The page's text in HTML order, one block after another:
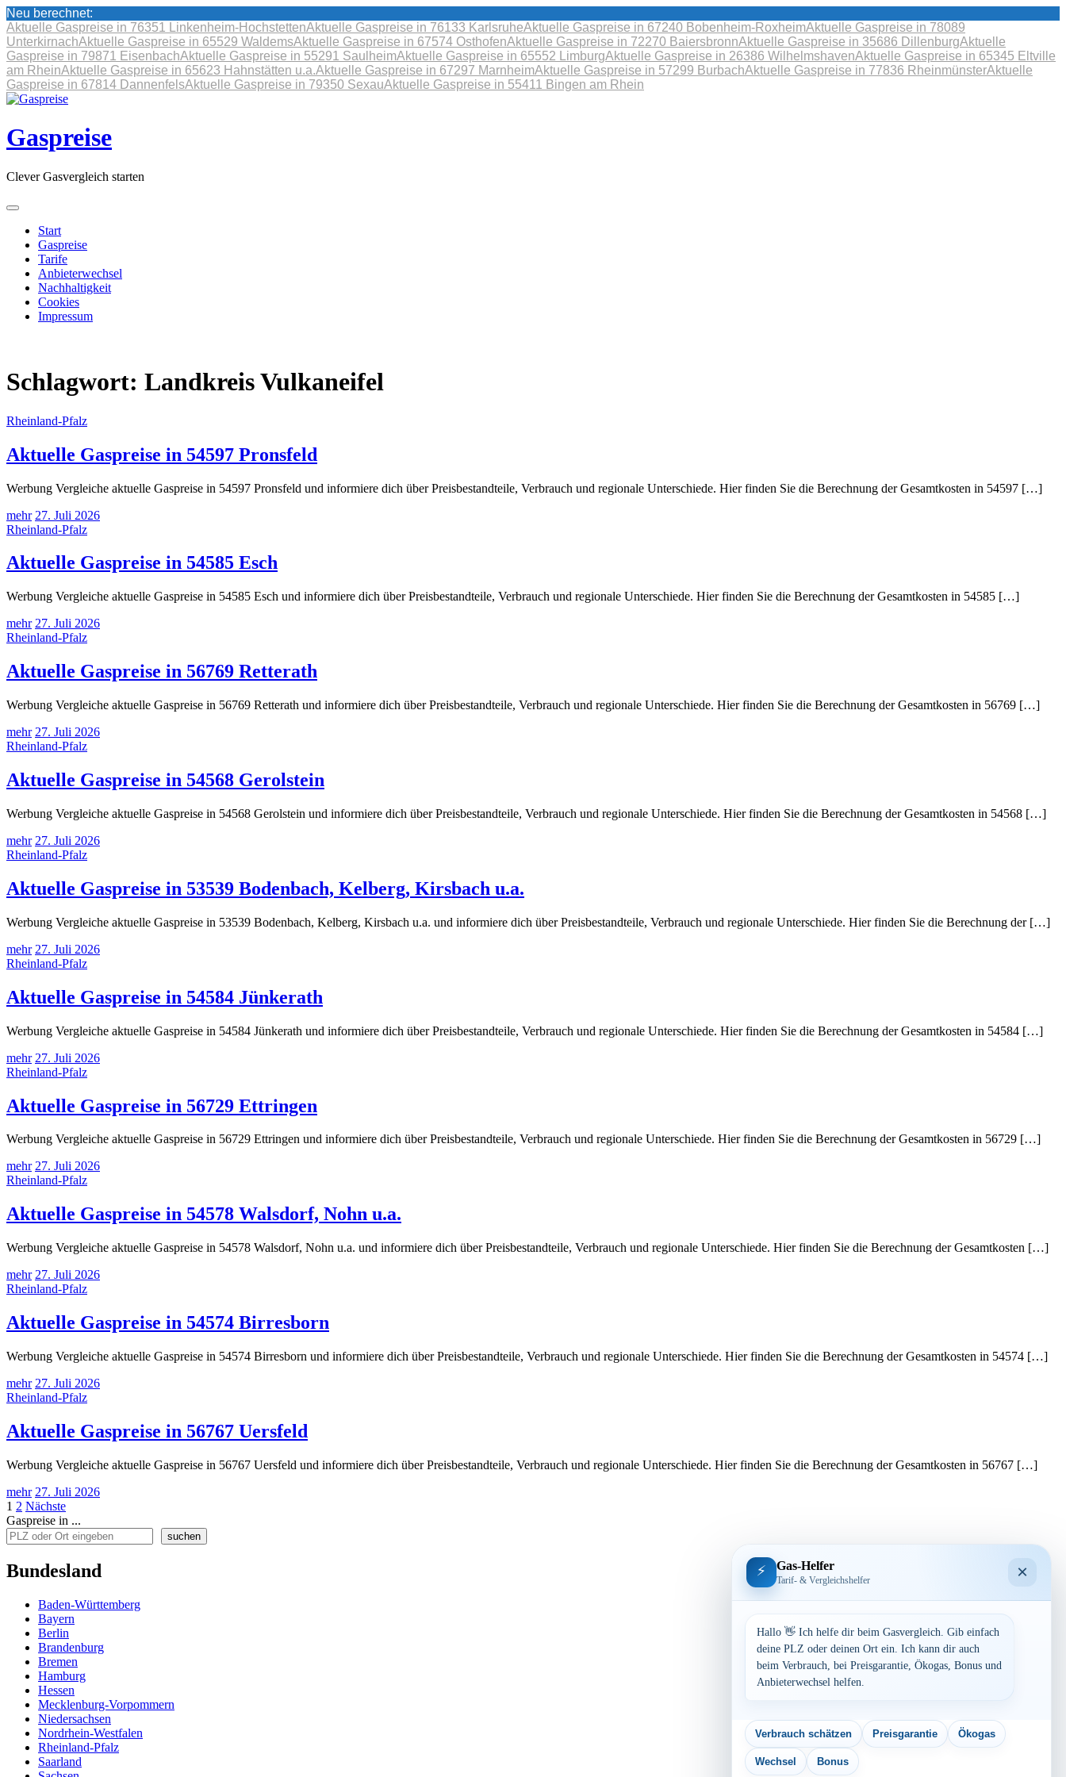
Neu berechnet:
Aktuelle Gaspreise in 76351 Linkenheim-HochstettenAktuelle Gaspreise in 76133 KarlsruheAktuelle Gaspreise in 67240 Bobenheim-RoxheimAktuelle Gaspreise in 78089
UnterkirnachAktuelle Gaspreise in 65529 WaldemsAktuelle Gaspreise in 67574 OsthofenAktuelle Gaspreise in 72270 BaiersbronnAktuelle Gaspreise in 35686 DillenburgAktuelle
Gaspreise in 79871 EisenbachAktuelle Gaspreise in 55291 SaulheimAktuelle Gaspreise in 65552 LimburgAktuelle Gaspreise in 26386 WilhelmshavenAktuelle Gaspreise in 65345 Eltville
am RheinAktuelle Gaspreise in 65623 Hahnstätten u.a.Aktuelle Gaspreise in 67297 MarnheimAktuelle Gaspreise in 57299 BurbachAktuelle Gaspreise in 77836 RheinmünsterAktuelle
Gaspreise in 67814 DannenfelsAktuelle Gaspreise in 79350 SexauAktuelle Gaspreise in 55411 Bingen am Rhein
Skip
content
Gaspreise
Clever Gasvergleich starten
Start
Gaspreise
Tarife
Anbieterwechsel
Nachhaltigkeit
Cookies
Impressum
Schlagwort: Landkreis Vulkaneifel
Rheinland-Pfalz
Aktuelle Gaspreise in 54597 Pronsfeld
Werbung Vergleiche aktuelle Gaspreise in 54597 Pronsfeld und informiere dich über Preisbestandteile, Verbrauch und regionale Unterschiede. Hier finden Sie die Berechnung der Gesamtkosten in 54597 […]
mehr 27. Juli 2026
Rheinland-Pfalz
Aktuelle Gaspreise in 54585 Esch
Werbung Vergleiche aktuelle Gaspreise in 54585 Esch und informiere dich über Preisbestandteile, Verbrauch und regionale Unterschiede. Hier finden Sie die Berechnung der Gesamtkosten in 54585 […]
mehr 27. Juli 2026
Rheinland-Pfalz
Aktuelle Gaspreise in 56769 Retterath
Werbung Vergleiche aktuelle Gaspreise in 56769 Retterath und informiere dich über Preisbestandteile, Verbrauch und regionale Unterschiede. Hier finden Sie die Berechnung der Gesamtkosten in 56769 […]
mehr 27. Juli 2026
Rheinland-Pfalz
Aktuelle Gaspreise in 54568 Gerolstein
Werbung Vergleiche aktuelle Gaspreise in 54568 Gerolstein und informiere dich über Preisbestandteile, Verbrauch und regionale Unterschiede. Hier finden Sie die Berechnung der Gesamtkosten in 54568 […]
mehr 27. Juli 2026
Rheinland-Pfalz
Aktuelle Gaspreise in 53539 Bodenbach, Kelberg, Kirsbach u.a.
Werbung Vergleiche aktuelle Gaspreise in 53539 Bodenbach, Kelberg, Kirsbach u.a. und informiere dich über Preisbestandteile, Verbrauch und regionale Unterschiede. Hier finden Sie die Berechnung der […]
mehr 27. Juli 2026
Rheinland-Pfalz
Aktuelle Gaspreise in 54584 Jünkerath
Werbung Vergleiche aktuelle Gaspreise in 54584 Jünkerath und informiere dich über Preisbestandteile, Verbrauch und regionale Unterschiede. Hier finden Sie die Berechnung der Gesamtkosten in 54584 […]
mehr 27. Juli 2026
Rheinland-Pfalz
Aktuelle Gaspreise in 56729 Ettringen
Werbung Vergleiche aktuelle Gaspreise in 56729 Ettringen und informiere dich über Preisbestandteile, Verbrauch und regionale Unterschiede. Hier finden Sie die Berechnung der Gesamtkosten in 56729 […]
mehr 27. Juli 2026
Rheinland-Pfalz
Aktuelle Gaspreise in 54578 Walsdorf, Nohn u.a.
Werbung Vergleiche aktuelle Gaspreise in 54578 Walsdorf, Nohn u.a. und informiere dich über Preisbestandteile, Verbrauch und regionale Unterschiede. Hier finden Sie die Berechnung der Gesamtkosten […]
mehr 27. Juli 2026
Rheinland-Pfalz
Aktuelle Gaspreise in 54574 Birresborn
Werbung Vergleiche aktuelle Gaspreise in 54574 Birresborn und informiere dich über Preisbestandteile, Verbrauch und regionale Unterschiede. Hier finden Sie die Berechnung der Gesamtkosten in 54574 […]
mehr 27. Juli 2026
Rheinland-Pfalz
Aktuelle Gaspreise in 56767 Uersfeld
Werbung Vergleiche aktuelle Gaspreise in 56767 Uersfeld und informiere dich über Preisbestandteile, Verbrauch und regionale Unterschiede. Hier finden Sie die Berechnung der Gesamtkosten in 56767 […]
mehr 27. Juli 2026
Seitennummerierung
der
Beiträge
1 2 Nächste
Gaspreise in ...
suchen
Bundesland
Baden-Württemberg
Bayern
Berlin
Brandenburg
Bremen
Hamburg
Hessen
Mecklenburg-Vorpommern
Niedersachsen
Nordrhein-Westfalen
Rheinland-Pfalz
Saarland
⚡ Gas-Helfer
Tarif- & Vergleichshelfer ×
Hallo 👋 Ich helfe dir beim Gasvergleich. Gib einfach
deine PLZ oder deinen Ort ein. Ich kann dir auch
beim Verbrauch, bei Preisgarantie, Ökogas, Bonus und
Anbieterwechsel helfen.
Verbrauch schätzen Preisgarantie Ökogas
Wechsel Bonus